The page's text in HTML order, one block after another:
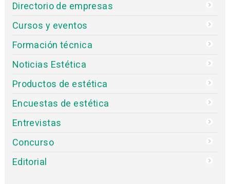
Directorio de empresas
Cursos y eventos
Formación técnica
Noticias Estética
Productos de estética
Encuestas de estética
Entrevistas
Concurso
Editorial